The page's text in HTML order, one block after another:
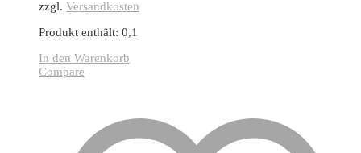
zzgl. Versandkosten
Produkt enthält: 0,1
In den Warenkorb
Compare